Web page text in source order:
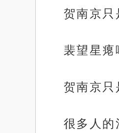
贺南京只
裴望星瘪
贺南京只
很多人的